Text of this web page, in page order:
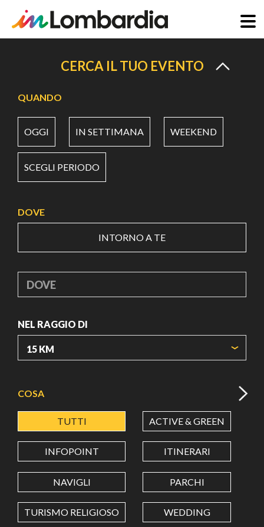
principale
CERCA IL TUO EVENTO
QUANDO
OGGI IN SETTIMANA WEEKEND
SCEGLI PERIODO
DOVE
INTORNO A TE
DOVE
NEL RAGGIO DI
LATITUDINE
LONGITUDINE
Value in decimal degrees. Use dot (.) as decimal separator.
COSA
TUTTI ACTIVE & GREEN
INFOPOINT ITINERARI
NAVIGLI PARCHI
TURISMO RELIGIOSO WEDDING